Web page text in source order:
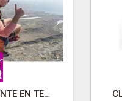
OVERFLY PARAPENTE EN TENERIFE